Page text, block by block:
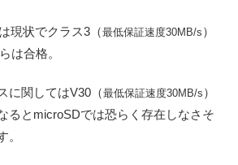
現状でクラス3（最低保証速度30MB/s ）
は合格。
に関してはV30（最低保証速度30MB/s ）
るとmicroSDでは恐らく存在しなさそ
。